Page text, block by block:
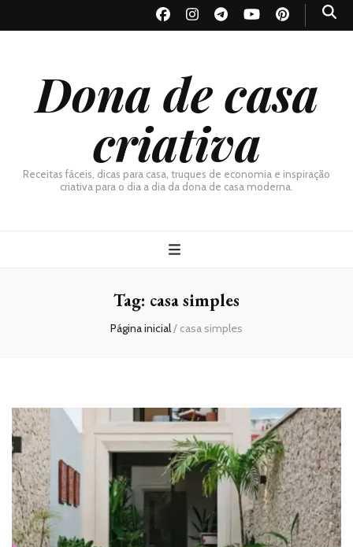
Dona de casa
criativa
Receitas fáceis, dicas para casa, truques de economia e inspiração
criativa para o dia a dia da dona de casa moderna.
Tag: casa simples
Página inicial/ casa simples